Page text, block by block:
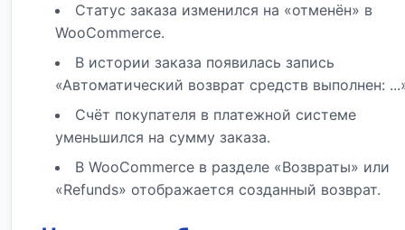
Статус заказа изменился на «отменён» в
WooCommerce.
В истории заказа появилась запись
«Автоматический возврат средств выполнен:
Счёт покупателя в платежной системе
уменьшился на сумму заказа.
В WooCommerce в разделе «Возвраты» или
«Refunds» отображается созданный возврат.